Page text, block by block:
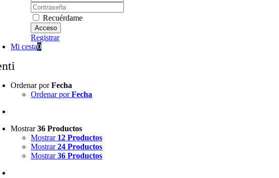
Password:
Recuérdame
Registrar
Mi cesta0
Ordenar porFecha
Ordenar porFecha
Mostrar36 Productos
Mostrar 12 Productos
Mostrar24 Productos
Mostrar36 Productos